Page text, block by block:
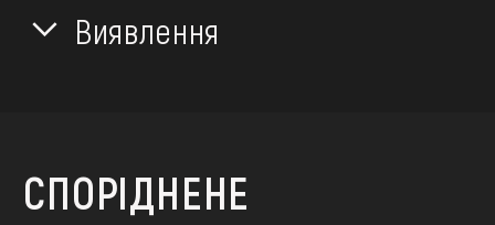
Виявлення
СПОРІДНЕНЕ